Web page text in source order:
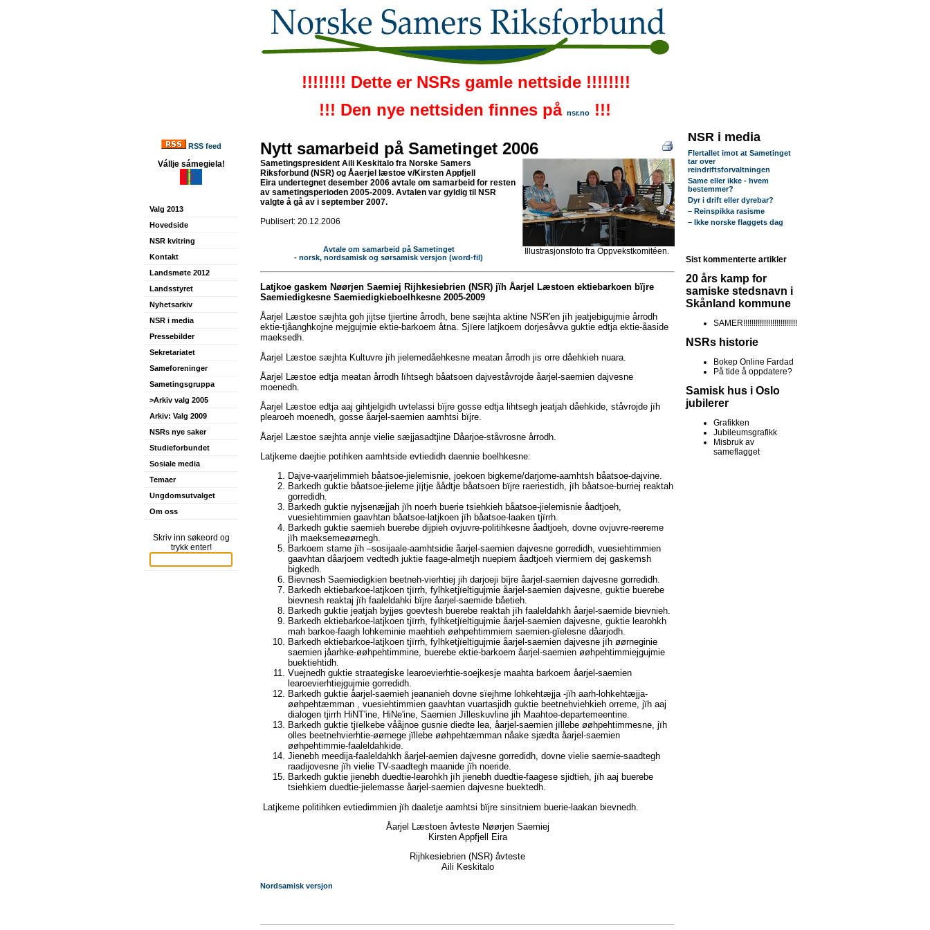
!!!!!!!! Dette er NSRs gamle nettside !!!!!!!!
!!! Den nye nettsiden finnes på nsr.no !!!
RSS feed
Vállje sámegiela!
Valg 2013
Hovedside
NSR kvitring
Kontakt
Landsmøte 2012
Landsstyret
Nyhetsarkiv
NSR i media
Pressebilder
Sekretariatet
Sameforeninger
Sametingsgruppa
>Arkiv valg 2005
Arkiv: Valg 2009
NSRs nye saker
Studieforbundet
Sosiale media
Temaer
Ungdomsutvalget
Om oss
Skriv inn søkeord og
trykk enter!
Nytt samarbeid på Sametinget 2006
Illustrasjonsfoto fra Oppvekstkomitéen.
Sametingspresident Aili Keskitalo fra Norske Samers
Riksforbund (NSR) og Åaerjel læstoe v/Kirsten Appfjell
Eira undertegnet desember 2006 avtale om samarbeid for resten
av sametingsperioden 2005-2009. Avtalen var gyldig til NSR
valgte å gå av i september 2007.
Publisert: 20.12.2006
Avtale om samarbeid på Sametinget
- norsk, nordsamisk og sørsamisk versjon (word-fil)
Latjkoe gaskem Nøørjen Saemiej Rijhkesiebrien (NSR) jïh Åarjel Læstoen ektiebarkoen bïjre
Saemiedigkesne Saemiedigkieboelhkesne 2005-2009
Åarjel Læstoe sæjhta goh jijtse tjiertine årrodh, bene sæjhta aktine NSR'en jïh jeatjebigujmie årrodh
ektie-tjåanghkojne mejgujmie ektie-barkoem åtna. Sjïere latjkoem dorjesåvva guktie edtja ektie-åaside
maeksedh.
Åarjel Læstoe sæjhta Kultuvre jïh jielemedåehkesne meatan årrodh jis orre dåehkieh nuara.
Åarjel Læstoe edtja meatan årrodh lïhtsegh båatsoen dajveståvrojde åarjel-saemien dajvesne
moenedh.
Åarjel Læstoe edtja aaj gihtjelgidh uvtelassi bïjre gosse edtja lihtsegh jeatjah dåehkide, ståvrojde jïh
plearoeh moenedh, gosse åarjel-saemien aamhtsi bïjre.
Åarjel Læstoe sæjhta annje vielie sæjjasadtjine Dåarjoe-ståvrosne årrodh.
Latjkeme daejtie potihken aamhtside evtiedidh daennie boelhkesne:
Dajve-vaarjelimmieh båatsoe-jielemisnie, joekoen bigkeme/darjome-aamhtsh båatsoe-dajvine.
Barkedh guktie båatsoe-jieleme jïjtje åådtje båatsoen bïjre raeriestidh, jïh båatsoe-burriej reaktah
gorredidh.
Barkedh guktie nyjsenæjjah jïh noerh buerie tsiehkieh båatsoe-jielemisnie åadtjoeh,
vuesiehtimmien gaavhtan båatsoe-latjkoen jïh båatsoe-laaken tjïrrh.
Barkedh guktie saemieh buerebe dijpieh ovjuvre-politihkesne åadtjoeh, dovne ovjuvre-reereme
jïh maeksemeøørnegh.
Barkoem starne jïh –sosijaale-aamhtsidie åarjel-saemien dajvesne gorredidh, vuesiehtimmien
gaavhtan dåarjoem vedtedh juktie faage-almetjh nuepiem åadtjoeh viermiem dej gaskemsh
bigkedh.
Bievnesh Saemiedigkien beetneh-vierhtiej jih darjoeji bïjre åarjel-saemien dajvesne gorredidh.
Barkedh ektiebarkoe-latjkoen tjïrrh, fylhketjïeltigujmie åarjel-saemien dajvesne, guktie buerebe
bievnesh reaktaj jïh faaleldahki bïjre åarjel-saemide båetieh.
Barkedh guktie jeatjah byjjes goevtesh buerebe reaktah jïh faaleldahkh åarjel-saemide bievnieh.
Barkedh ektiebarkoe-latjkoen tjïrrh, fylhketjïeltigujmie åarjel-saemien dajvesne, guktie learohkh
mah barkoe-faagh lohkeminie maehtieh øøhpehtimmiem saemien-gïelesne dåarjodh.
Barkedh ektiebarkoe-latjkoen tjïrrh, fylhketjïeltigujmie åarjel-saemien dajvesne jïh øørneginie
saemien jåarhke-øøhpehtimmine, buerebe ektie-barkoem åarjel-saemien øøhpehtimmiejgujmie
buektiehtidh.
Vuejnedh guktie straategiske learoevierhtie-soejkesje maahta barkoem åarjel-saemien
learoevierhtiejgujmie gorredidh.
Barkedh guktie åarjel-saemieh jeananieh dovne sïejhme lohkehtæjja -jïh aarh-lohkehtæjja-
øøhpehtæmman , vuesiehtimmien gaavhtan vuartasjidh guktie beetnehviehkieh orreme, jïh aaj
dialogen tjirrh HiNT'ine, HiNe'ine, Saemien Jïlleskuvline jih Maahtoe-departemeentine.
Barkedh guktie tjïelkebe vååjnoe gusnie diedte lea, åarjel-saemien jïllebe øøhpehtimmesne, jïh
olles beetnehvierhtie-øørnege jïllebe øøhpehtæmman nåake sjædta åarjel-saemien
øøhpehtimmie-faaleldahkide.
Jienebh meedija-faaleldahkh åarjel-aemien dajvesne gorredidh, dovne vielie saernie-saadtegh
raadijovesne jïh vielie TV-saadtegh maanide jïh noeride.
Barkedh guktie jienebh duedtie-learohkh jïh jienebh duedtie-faagese sjidtieh, jïh aaj buerebe
tsiehkiem duedtie-jielemasse åarjel-saemien dajvesne buektedh.
Latjkeme politihken evtiedimmien jïh daaletje aamhtsi bïjre sinsitniem buerie-laakan bievnedh.
Åarjel Læstoen åvteste Nøørjen Saemiej
Kirsten Appfjell Eira
Rijhkesiebrien (NSR) åvteste
Aili Keskitalo
Nordsamisk versjon
NSR i media
Flertallet imot at Sametinget
tar over
reindriftsforvaltningen
Same eller ikke - hvem
bestemmer?
Dyr i drift eller dyrebar?
– Reinspikka rasisme
– Ikke norske flaggets dag
Sist kommenterte artikler
20 års kamp for
samiske stedsnavn i
Skånland kommune
SAMER!!!!!!!!!!!!!!!!!!!!!!!!!!
NSRs historie
Bokep Online Fardad
På tide å oppdatere?
Samisk hus i Oslo
jubilerer
Grafikken
Jubileumsgrafikk
Misbruk av
sameflagget